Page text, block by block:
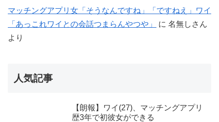
マッチングアプリ女「そうなんですね」「ですねえ」ワイ
「あっこれワイとの会話つまらんやつや」
に 名無しさん
より
人気記事
【朗報】ワイ(27)、マッチングアプリ
歴3年で初彼女ができる